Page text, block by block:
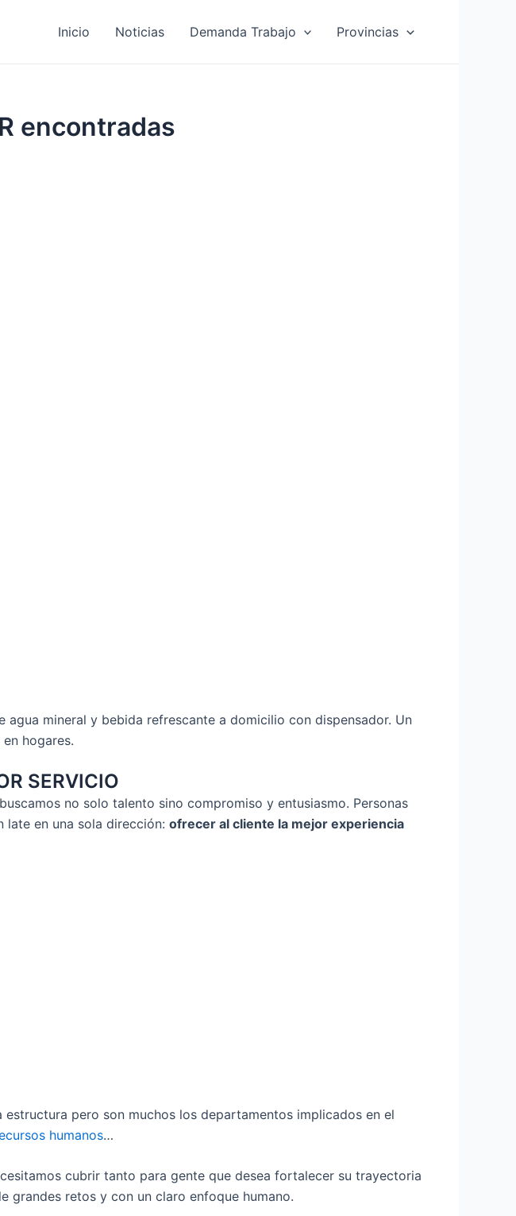
Inicio Noticias Demanda Trabajo Provincias
encontradas
agua mineral y bebida refrescante a domicilio con dispensador. Un
hogares.
SERVICIO
no solo talento sino compromiso y entusiasmo. Personas
late en una sola dirección: ofrecer al cliente la mejor experiencia
pero son muchos los departamentos implicados en el
humanos…
cubrir tanto para gente que desea fortalecer su trayectoria
grandes retos y con un claro enfoque humano.